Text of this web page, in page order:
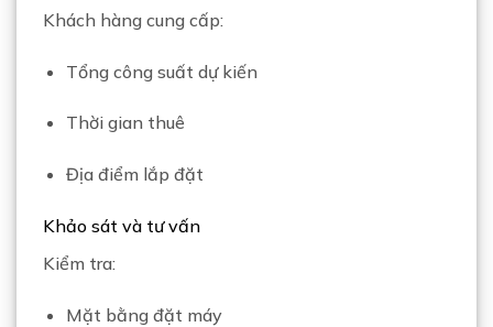
Khách hàng cung cấp:
Tổng công suất dự kiến
Thời gian thuê
Địa điểm lắp đặt
Khảo sát và tư vấn
Kiểm tra:
Mặt bằng đặt máy